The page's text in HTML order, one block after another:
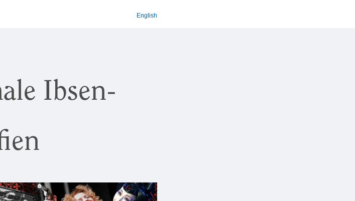
English
Ibsen-